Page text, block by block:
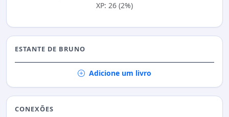
XP: 26 (2%)
ESTANTE DE BRUNO
Adicione um livro
CONEXÕES